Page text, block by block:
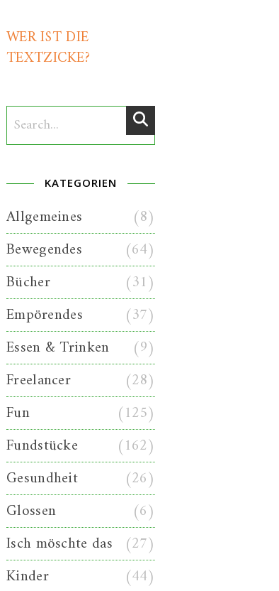
WER IST DIE
TEXTZICKE?
KATEGORIEN
Allgemeines
(8)
Bewegendes
(64)
Bücher
(31)
Empörendes
(37)
Essen & Trinken
(9)
Freelancer
(28)
Fun
(125)
Fundstücke
(162)
Gesundheit
(26)
Glossen
(6)
Isch möschte das (27)
Kinder
(44)